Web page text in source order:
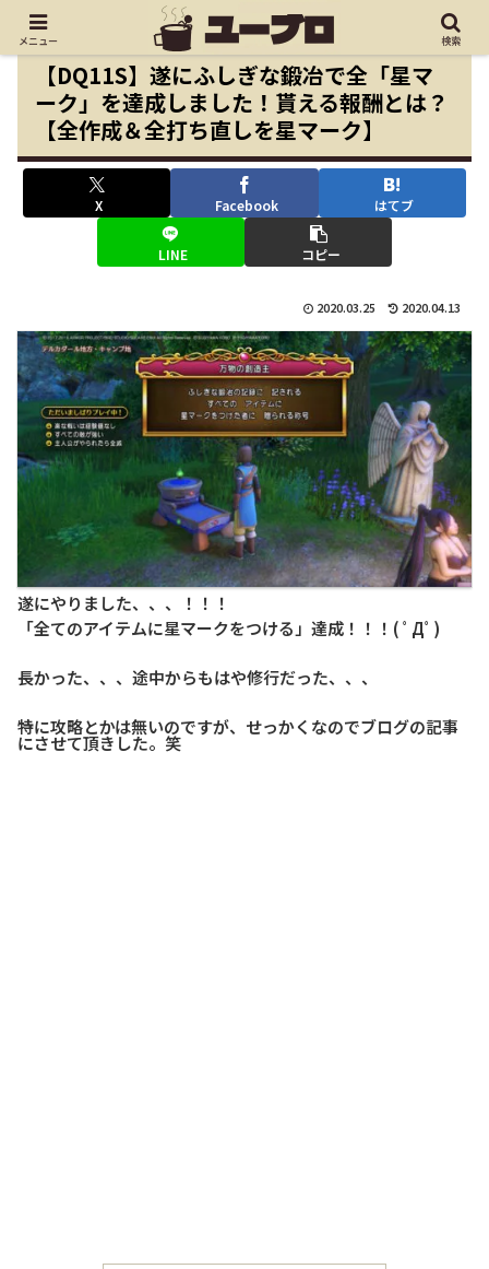
【DQ11S】遂にふしぎな鍛冶で全「星マ
ーク」を達成しました！貰える報酬とは？
【全作成＆全打ち直しを星マーク】
X Facebook はてブ
LINE コピー
2020.03.25 2020.04.13
遂にやりました、、、！！！
「全てのアイテムに星マークをつける」達成！！！( ﾟДﾟ)
長かった、、、途中からもはや修行だった、、、
特に攻略とかは無いのですが、せっかくなのでブログの記事
にさせて頂きした。笑
メニュー 検索